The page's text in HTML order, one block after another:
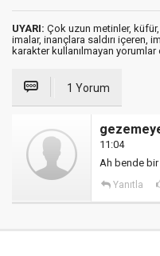
UYARI: Çok uzun metinler,
imalar, inançlara saldırı içeren,
karakter kullanılmayan yorumlar
1 Yorum
11:04
Ah bende
Yanıtla